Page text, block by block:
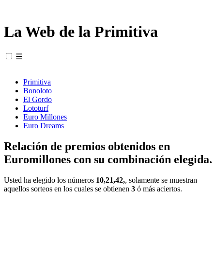
La Web de la Primitiva
☰
Primitiva
Bonoloto
El Gordo
Lototurf
Euro Millones
Euro Dreams
Relación de premios obtenidos en
Euromillones con su combinación elegida.
Usted ha elegido los números 10,21,42,, solamente se muestran
aquellos sorteos en los cuales se obtienen 3 ó más aciertos.